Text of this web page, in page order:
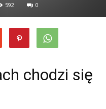
592 0
chodzi się